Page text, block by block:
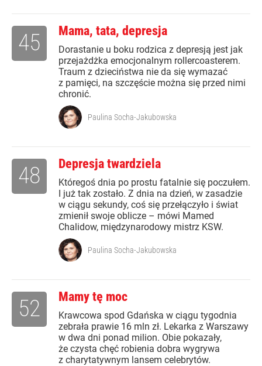
Mama, tata, depresja
Dorastanie u boku rodzica z depresją jest jak
przejażdżka emocjonalnym rollercoasterem.
Traum z dzieciństwa nie da się wymazać
z pamięci, na szczęście można się przed nimi
chronić.
45
Paulina Socha-Jakubowska
Depresja twardziela
Któregoś dnia po prostu fatalnie się poczułem.
I już tak zostało. Z dnia na dzień, w zasadzie
w ciągu sekundy, coś się przełączyło i świat
zmienił swoje oblicze – mówi Mamed
Chalidow, międzynarodowy mistrz KSW.
48
Paulina Socha-Jakubowska
Mamy tę moc
Krawcowa spod Gdańska w ciągu tygodnia
zebrała prawie 16 mln zł. Lekarka z Warszawy
w dwa dni ponad milion. Obie pokazały,
że czysta chęć robienia dobra wygrywa
z charytatywnym lansem celebrytów.
52